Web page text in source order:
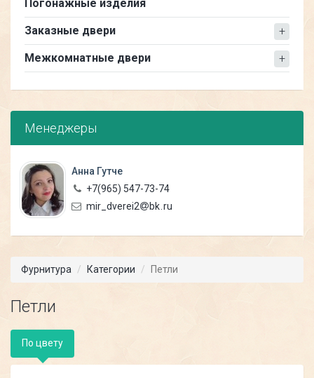
Погонажные изделия
Заказные двери
Межкомнатные двери
Менеджеры
Анна Гутче
+7(965) 547-73-74
mir_dverei2
bk ru
Фурнитура Категории Петли
Петли
По цвету